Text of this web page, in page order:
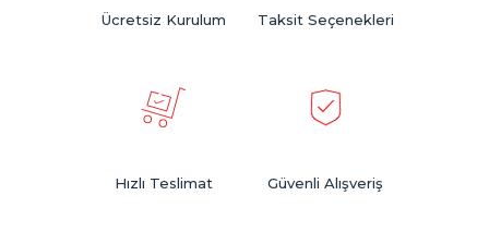
Ücretsiz Kurulum Taksit Seçenekleri
Hızlı Teslimat Güvenli Alışveriş